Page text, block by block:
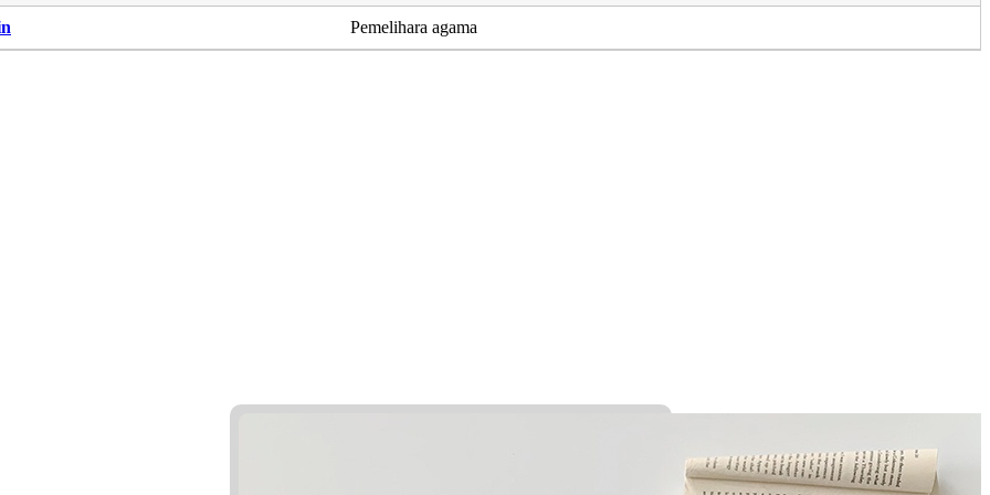
Pemelihara agama